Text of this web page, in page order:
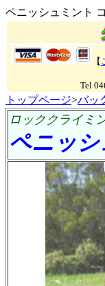
ペニッシュミント
【
Tel
トップページ>バッ
ロッククライミ
ペニッ